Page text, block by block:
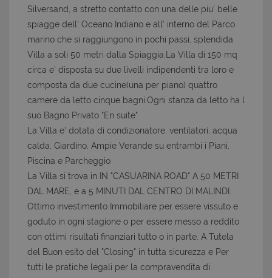
Silversand, a stretto contatto con una delle piu' belle
spiagge dell' Oceano Indiano e all' interno del Parco
marino che si raggiungono in pochi passi, splendida
Villa a soli 50 metri dalla Spiaggia.La Villa di 150 mq
circa e' disposta su due livelli indipendenti tra loro e
composta da due cucine(una per piano) quattro
camere da letto cinque bagni.Ogni stanza da letto ha l
suo Bagno Privato "En suite"
La Villa e' dotata di condizionatore, ventilatori, acqua
calda, Giardino, Ampie Verande su entrambi i Piani,
Piscina e Parcheggio
La Villa si trova in IN "CASUARINA ROAD" A 50 METRI
DAL MARE, e a 5 MINUTI DAL CENTRO DI MALINDI.
Ottimo investimento Immobiliare per essere vissuto e
goduto in ogni stagione o per essere messo a reddito
con ottimi risultati finanziari tutto o in parte. A Tutela
del Buon esito del "Closing" in tutta sicurezza e Per
tutti le pratiche legali per la compravendita di